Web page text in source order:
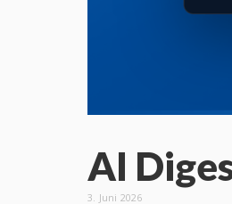
AI
3. Juni 2026